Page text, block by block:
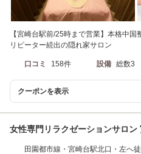
【宮崎台駅前/25時まで営業】本格中
リピーター続出の隠れ家サロン
口コミ 158件 設備 総数3
クーポンを表示
女性専門リラクゼーションサロン
田園都市線・宮崎台駅北口・左へ